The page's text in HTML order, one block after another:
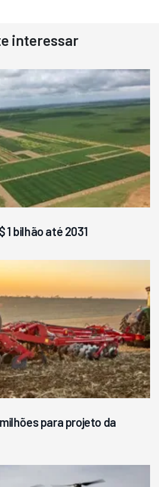
966
interessar
1 bilhão até 2031
milhões para projeto da